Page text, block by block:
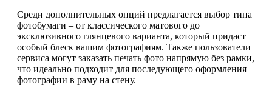
Среди дополнительных опций предлагается выбор типа
фотобумаги – от классического матового до
эксклюзивного глянцевого варианта, который придаст
особый блеск вашим фотографиям. Также пользователи
сервиса могут заказать печать фото напрямую без рамки,
что идеально подходит для последующего оформления
фотографии в раму на стену.